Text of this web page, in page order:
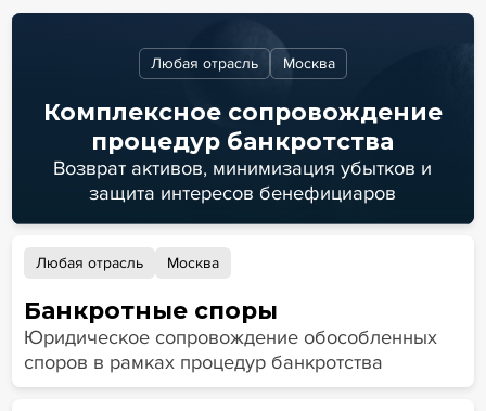
Любая отрасль Москва
Комплексное сопровождение
процедур банкротства
Возврат активов, минимизация убытков и
защита интересов бенефициаров
Любая отрасль Москва
Банкротные споры
Юридическое сопровождение обособленных
споров в рамках процедур банкротства